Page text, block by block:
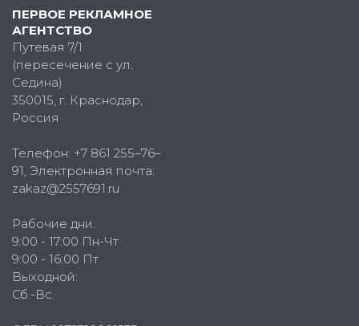
ПЕРВОЕ РЕКЛАМНОЕ
АГЕНТСТВО
Путевая 7/1
(пересечение с ул.
Седина)
350015, г. Краснодар,
Россия
Телефон: +7 861 255–76–
91, Электронная почта:
zakaz@2557691.ru
Рабочие дни:
9:00 - 17:00 Пн-Чт
9:00 - 16:00 Пт
Выходной:
Сб.-Вс.